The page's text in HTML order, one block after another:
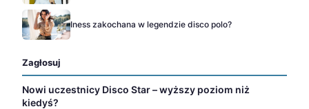
Iness zakochana w legendzie disco polo?
Zagłosuj
Nowi uczestnicy Disco Star – wyższy poziom niż
kiedyś?